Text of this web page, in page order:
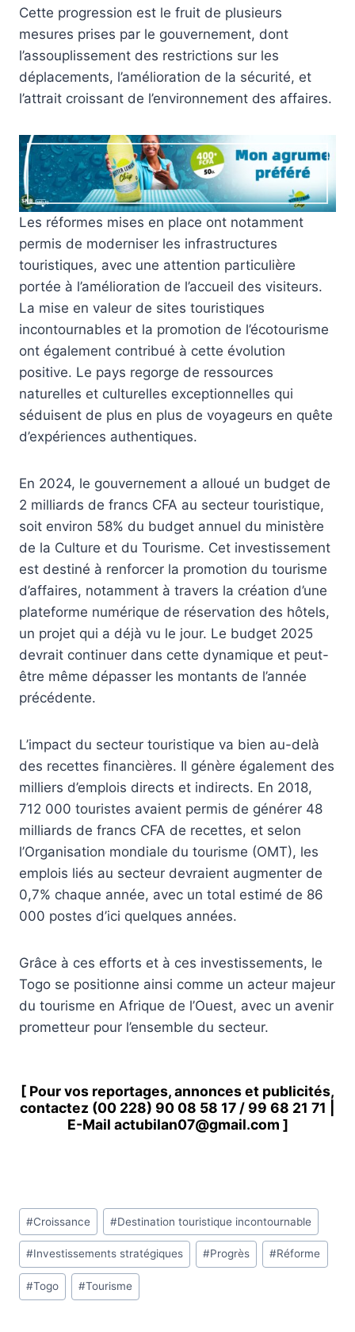
Cette progression est le fruit de plusieurs
mesures prises par le gouvernement, dont
l’assouplissement des restrictions sur les
déplacements, l’amélioration de la sécurité, et
l’attrait croissant de l’environnement des affaires.
Les réformes mises en place ont notamment
permis de moderniser les infrastructures
touristiques, avec une attention particulière
portée à l’amélioration de l’accueil des visiteurs.
La mise en valeur de sites touristiques
incontournables et la promotion de l’écotourisme
ont également contribué à cette évolution
positive. Le pays regorge de ressources
naturelles et culturelles exceptionnelles qui
séduisent de plus en plus de voyageurs en quête
d’expériences authentiques.
En 2024, le gouvernement a alloué un budget de
2 milliards de francs CFA au secteur touristique,
soit environ 58% du budget annuel du ministère
de la Culture et du Tourisme. Cet investissement
est destiné à renforcer la promotion du tourisme
d’affaires, notamment à travers la création d’une
plateforme numérique de réservation des hôtels,
un projet qui a déjà vu le jour. Le budget 2025
devrait continuer dans cette dynamique et peut-
être même dépasser les montants de l’année
précédente.
L’impact du secteur touristique va bien au-delà
des recettes financières. Il génère également des
milliers d’emplois directs et indirects. En 2018,
712 000 touristes avaient permis de générer 48
milliards de francs CFA de recettes, et selon
l’Organisation mondiale du tourisme (OMT), les
emplois liés au secteur devraient augmenter de
0,7% chaque année, avec un total estimé de 86
000 postes d’ici quelques années.
Grâce à ces efforts et à ces investissements, le
Togo se positionne ainsi comme un acteur majeur
du tourisme en Afrique de l’Ouest, avec un avenir
prometteur pour l’ensemble du secteur.
[ Pour vos reportages, annonces et publicités,
contactez (00 228) 90 08 58 17 / 99 68 21 71
E-Mail actubilan07@gmail.com ]
Étiquettes
de
la
publication :
#Croissance #Destination touristique incontournable
#Investissements stratégiques #Progrès #Réforme
#Togo #Tourisme